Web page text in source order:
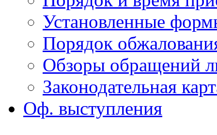
Установленные
Порядок
Обзоры обращений
Законодательная
Оф. выступления